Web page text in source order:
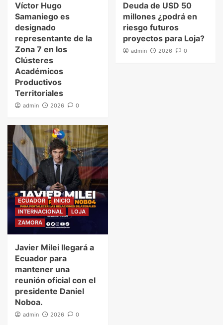
Víctor Hugo
Samaniego es
designado
representante de la
Zona 7 en los
Clústeres
Académicos
Productivos
Territoriales
admin 2026 0
Deuda de USD 50
millones ¿podrá en
riesgo futuros
proyectos para Loja?
admin 2026 0
ECUADOR
INICIO
INTERNACIONAL
LOJA
ZAMORA
Javier Milei llegará a
Ecuador para
mantener una
reunión oficial con el
presidente Daniel
Noboa.
admin 2026 0